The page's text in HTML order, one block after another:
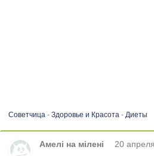
Советчица- Здоровье и Красота- Диеты
Амелі на мілені 20